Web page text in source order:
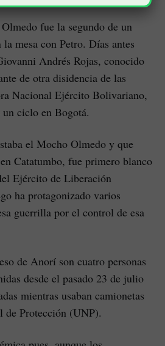
fue la segundo de un
mesa con Petro. Días antes
Andrés Rojas, conocido
de otra disidencia de las
Nacional Ejército Bolivariano,
ciclo en Bogotá.
el Mocho Olmedo y que
Catatumbo, fue primero blanco
Ejército de Liberación
ha protagonizado varios
guerrilla por el control de esa
de Anorí son cuatro personas
desde el pasado 23 de julio
mientras usaban camionetas
de Protección (UNP).